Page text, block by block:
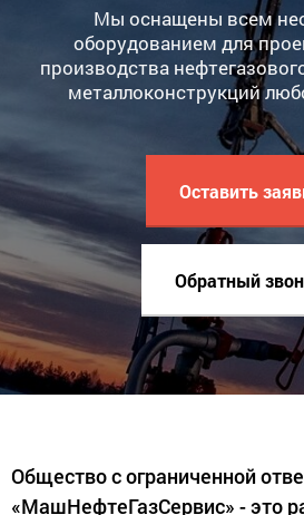
Мы оснащены всем
оборудованием для
производства
металлоконструкций
Оставить
Обратный
Общество с ограниченной
«МашНефтеГазСервис» - это